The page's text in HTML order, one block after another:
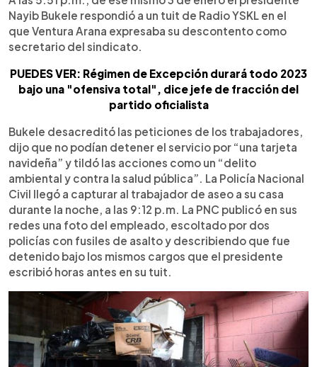
Nayib Bukele respondió a un tuit de Radio YSKL en el
que Ventura Arana expresaba su descontento como
secretario del sindicato.
PUEDES VER: Régimen de Excepción durará todo 2023
bajo una "ofensiva total", dice jefe de fracción del
partido oficialista
Bukele desacreditó las peticiones de los trabajadores,
dijo que no podían detener el servicio por “una tarjeta
navideña” y tildó las acciones como un “delito
ambiental y contra la salud pública”. La Policía Nacional
Civil llegó a capturar al trabajador de aseo a su casa
durante la noche, a las 9:12 p.m. La PNC publicó en sus
redes una foto del empleado, escoltado por dos
policías con fusiles de asalto y describiendo que fue
detenido bajo los mismos cargos que el presidente
escribió horas antes en su tuit.